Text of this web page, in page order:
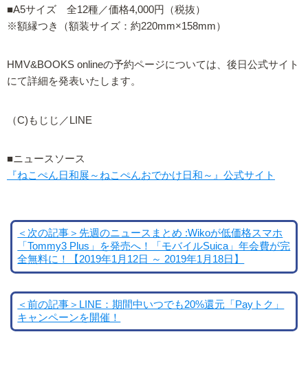
■A5サイズ 全12種／価格4,000円（税抜）
※額縁つき（額装サイズ：約220mm×158mm）
HMV&BOOKS onlineの予約ページについては、後日公式サイト
にて詳細を発表いたします。
（C)もじじ／LINE
■ニュースソース
『ねこぺん日和展～ねこぺんおでかけ日和～』公式サイト
＜次の記事＞先週のニュースまとめ :Wikoが低価格スマホ
「Tommy3 Plus」を発売へ！「モバイルSuica」年会費が完
全無料に！【2019年1月12日 ～ 2019年1月18日】
＜前の記事＞LINE：期間中いつでも20%還元「Payトク」
キャンペーンを開催！